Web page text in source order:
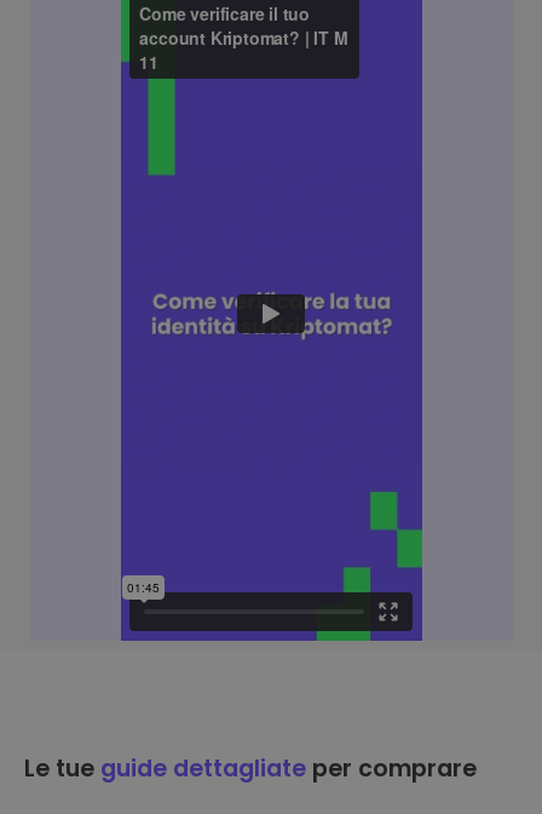
Le tue guide dettagliate per comprare